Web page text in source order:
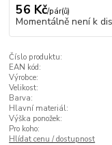
56 Kč/pár(ů)
Momentálně není k
Číslo produktu:
EAN kód:
Výrobce:
Velikost:
Barva:
Hlavní materiál:
Výška ponožek:
Pro koho:
Hlídat cenu / dostupnost